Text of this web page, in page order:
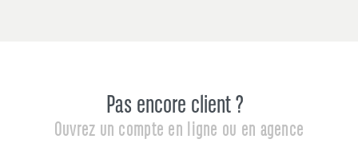
Pas encore client ?
Ouvrez un compte en ligne ou en agence